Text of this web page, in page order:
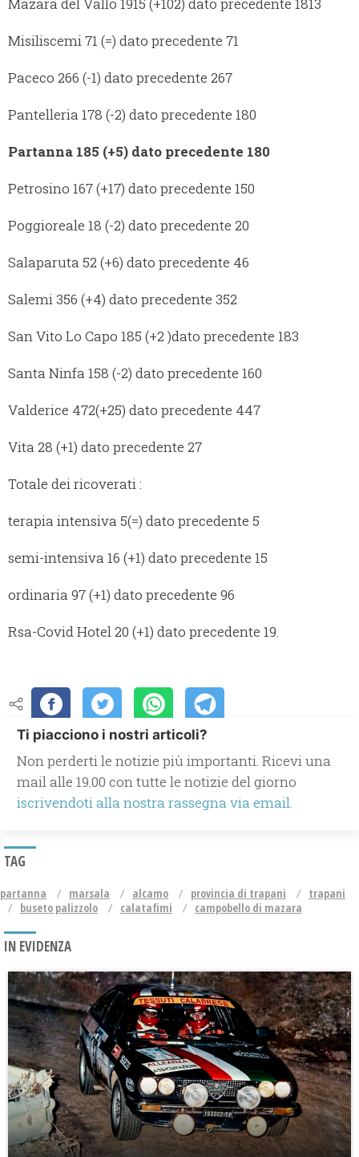
Misiliscemi 71 (=) dato precedente 71
Paceco 266 (-1) dato precedente 267
Pantelleria 178 (-2) dato precedente 180
Partanna 185 (+5) dato precedente 180
Petrosino 167 (+17) dato precedente 150
Poggioreale 18 (-2) dato precedente 20
Salaparuta 52 (+6) dato precedente 46
Salemi 356 (+4) dato precedente 352
San Vito Lo Capo 185 (+2 )dato precedente 183
Santa Ninfa 158 (-2) dato precedente 160
Valderice 472(+25) dato precedente 447
Vita 28 (+1) dato precedente 27
Totale dei ricoverati :
terapia intensiva 5(=) dato precedente 5
semi-intensiva 16 (+1) dato precedente 15
ordinaria 97 (+1) dato precedente 96
Rsa-Covid Hotel 20 (+1) dato precedente 19.
Ti piacciono i nostri articoli?
Non perderti le notizie più importanti. Ricevi una
mail alle 19.00 con tutte le notizie del giorno
iscrivendoti alla nostra rassegna via email.
TAG
partanna marsala alcamo provincia di trapani
trapani
buseto palizzolo
calatafimi campobello di mazara
IN EVIDENZA